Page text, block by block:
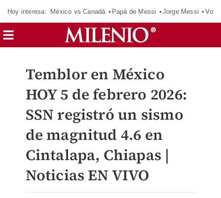
Hoy interesa: México vs Canadá Papá de Messi Jorge Messi
Temblor en México
HOY 5 de febrero 2026:
SSN registró un sismo
de magnitud 4.6 en
Cintalapa, Chiapas |
Noticias EN VIVO